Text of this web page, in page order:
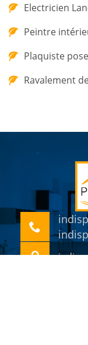
Electricien
Peintre
Plaquiste
Ravalement